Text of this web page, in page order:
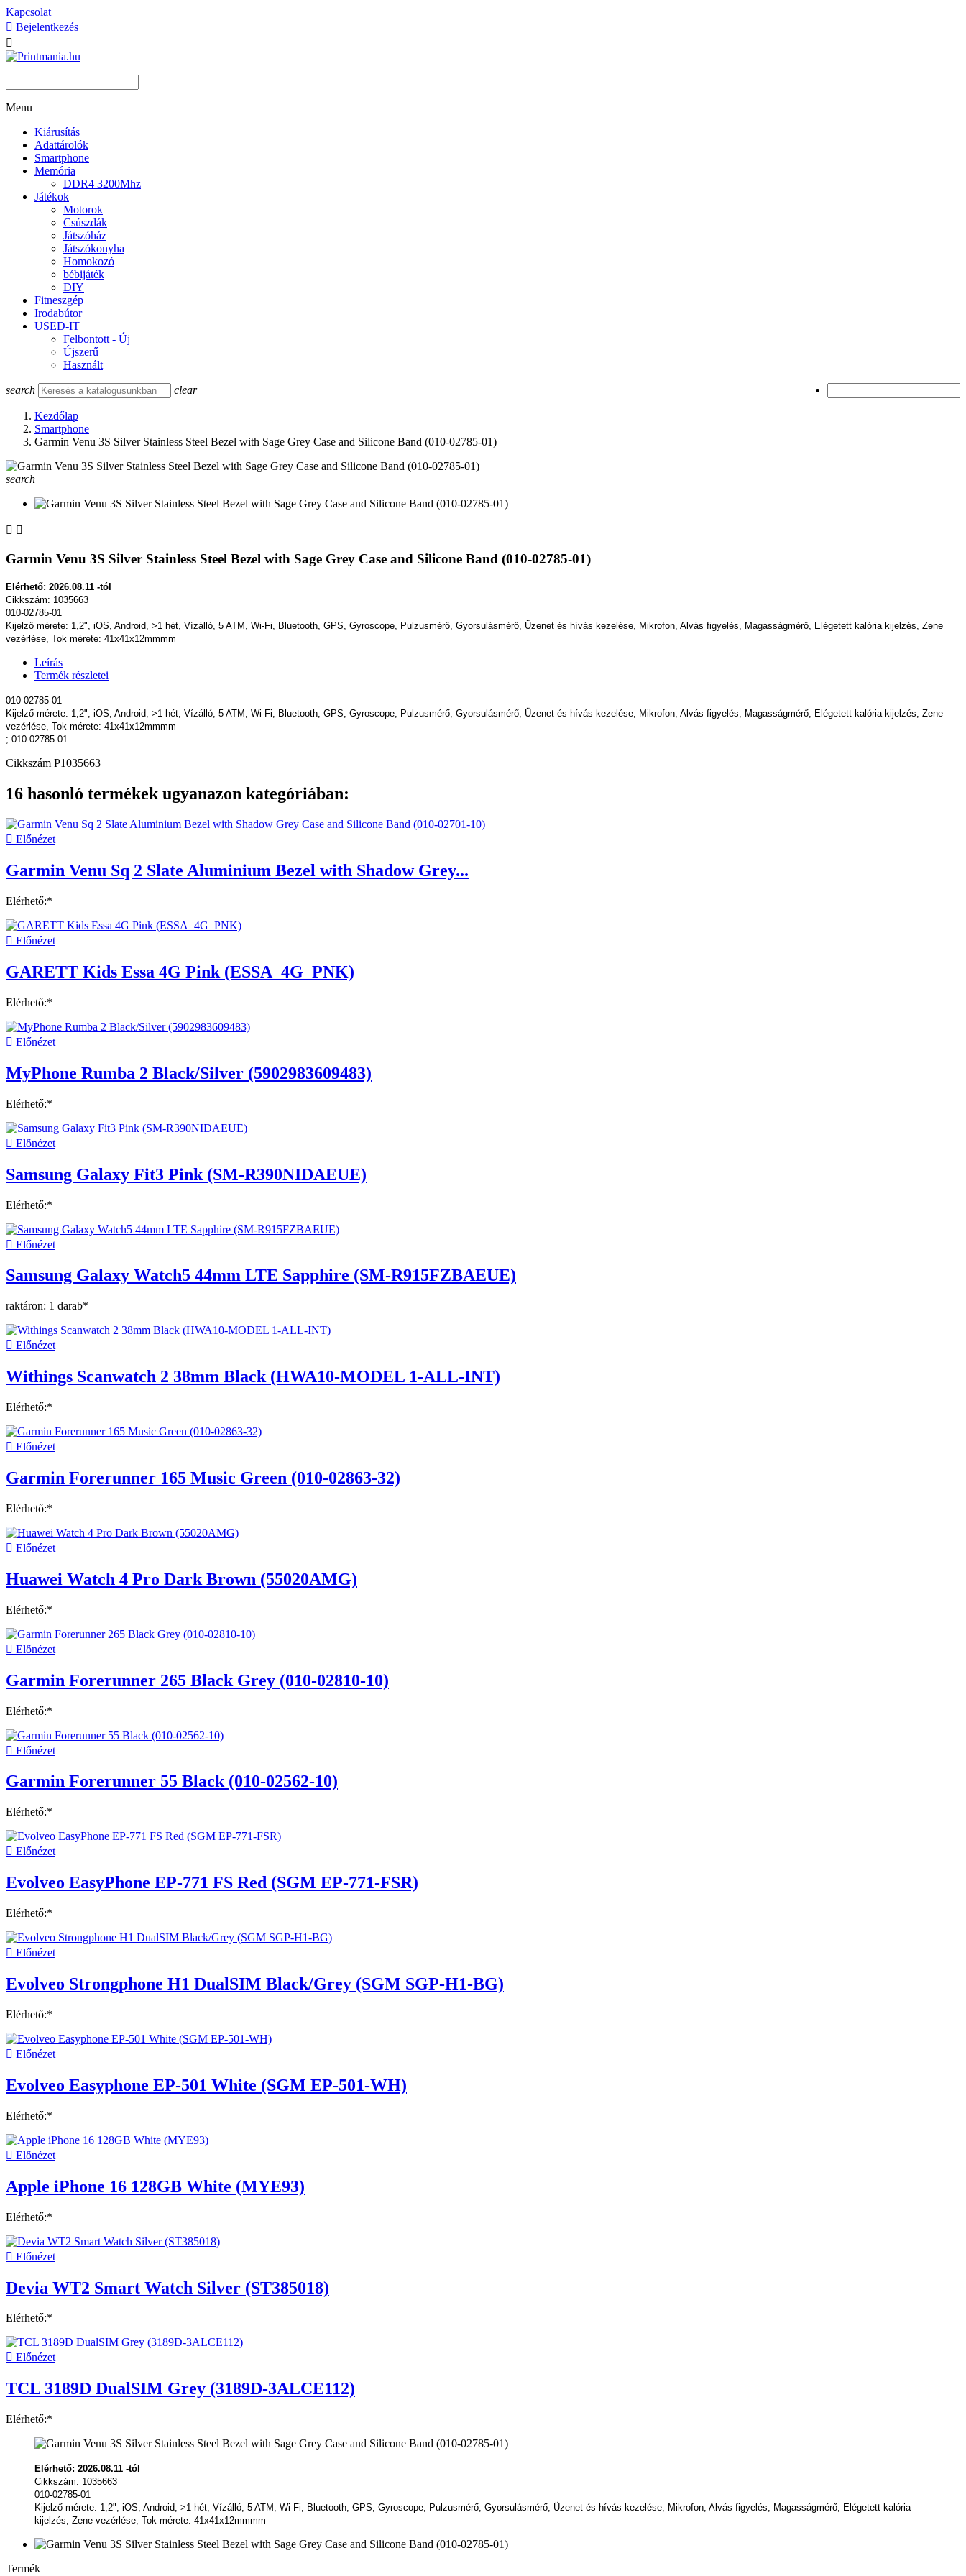
Kapcsolat
 Bejelentkezés

Menu
Kiárusítás
Adattárolók
Smartphone
Memória
DDR4 3200Mhz
Játékok
Motorok
Csúszdák
Játszóház
Játszókonyha
Homokozó
bébijáték
DIY
Fitneszgép
Irodabútor
USED-IT
Felbontott - Új
Újszerű
Használt
search clear
Kezdőlap
Smartphone
Garmin Venu 3S Silver Stainless Steel Bezel with Sage Grey Case and Silicone Band (010-02785-01)
search
 
Garmin Venu 3S Silver Stainless Steel Bezel with Sage Grey Case and Silicone Band (010-02785-01)
Elérhető: 2026.08.11 -tól
Cikkszám: 1035663
010-02785-01
Kijelző mérete: 1,2", iOS, Android, >1 hét, Vízálló, 5 ATM, Wi-Fi, Bluetooth, GPS, Gyroscope, Pulzusmérő, Gyorsulásmérő, Üzenet és hívás kezelése, Mikrofon, Alvás figyelés, Magasságmérő, Elégetett kalória kijelzés, Zene
vezérlése, Tok mérete: 41x41x12mmmm
Leírás
Termék részletei
010-02785-01
Kijelző mérete: 1,2", iOS, Android, >1 hét, Vízálló, 5 ATM, Wi-Fi, Bluetooth, GPS, Gyroscope, Pulzusmérő, Gyorsulásmérő, Üzenet és hívás kezelése, Mikrofon, Alvás figyelés, Magasságmérő, Elégetett kalória kijelzés, Zene
vezérlése, Tok mérete: 41x41x12mmmm
; 010-02785-01
Cikkszám P1035663
16 hasonló termékek ugyanazon kategóriában:
 Előnézet
Garmin Venu Sq 2 Slate Aluminium Bezel with Shadow Grey...
Elérhető:*
 Előnézet
GARETT Kids Essa 4G Pink (ESSA_4G_PNK)
Elérhető:*
 Előnézet
MyPhone Rumba 2 Black/Silver (5902983609483)
Elérhető:*
 Előnézet
Samsung Galaxy Fit3 Pink (SM-R390NIDAEUE)
Elérhető:*
 Előnézet
Samsung Galaxy Watch5 44mm LTE Sapphire (SM-R915FZBAEUE)
raktáron: 1 darab*
 Előnézet
Withings Scanwatch 2 38mm Black (HWA10-MODEL 1-ALL-INT)
Elérhető:*
 Előnézet
Garmin Forerunner 165 Music Green (010-02863-32)
Elérhető:*
 Előnézet
Huawei Watch 4 Pro Dark Brown (55020AMG)
Elérhető:*
 Előnézet
Garmin Forerunner 265 Black Grey (010-02810-10)
Elérhető:*
 Előnézet
Garmin Forerunner 55 Black (010-02562-10)
Elérhető:*
 Előnézet
Evolveo EasyPhone EP-771 FS Red (SGM EP-771-FSR)
Elérhető:*
 Előnézet
Evolveo Strongphone H1 DualSIM Black/Grey (SGM SGP-H1-BG)
Elérhető:*
 Előnézet
Evolveo Easyphone EP-501 White (SGM EP-501-WH)
Elérhető:*
 Előnézet
Apple iPhone 16 128GB White (MYE93)
Elérhető:*
 Előnézet
Devia WT2 Smart Watch Silver (ST385018)
Elérhető:*
 Előnézet
TCL 3189D DualSIM Grey (3189D-3ALCE112)
Elérhető:*
Elérhető: 2026.08.11 -tól
Cikkszám: 1035663
010-02785-01
Kijelző mérete: 1,2", iOS, Android, >1 hét, Vízálló, 5 ATM, Wi-Fi, Bluetooth, GPS, Gyroscope, Pulzusmérő, Gyorsulásmérő, Üzenet és hívás kezelése, Mikrofon, Alvás figyelés, Magasságmérő, Elégetett kalória
kijelzés, Zene vezérlése, Tok mérete: 41x41x12mmmm
Termék